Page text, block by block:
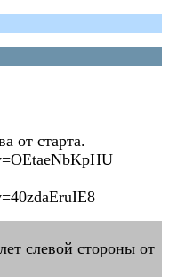
от старта.
слевой стороны от